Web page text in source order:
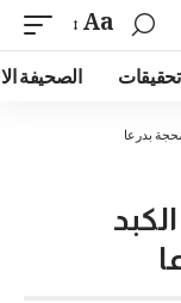
Aa
تحقيقات الصحيفة
بدرعا